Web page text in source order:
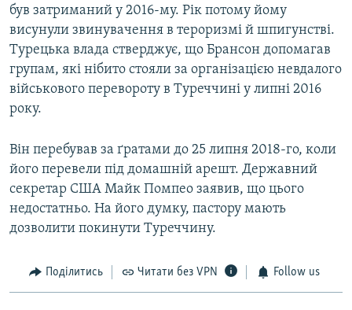
був затриманий у 2016-му. Рік потому йому
висунули звинувачення в тероризмі й шпигунстві.
Турецька влада стверджує, що Брансон допомагав
групам, які нібито стояли за організацією невдалого
військового перевороту в Туреччині у липні 2016
року.
Він перебував за ґратами до 25 липня 2018-го, коли
його перевели під домашній арешт. Державний
секретар США Майк Помпео заявив, що цього
недостатньо. На його думку, пастору мають
дозволити покинути Туреччину.
Поділитись Читати без VPN Follow us